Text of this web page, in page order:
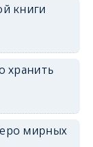
книги
хранить
мирных